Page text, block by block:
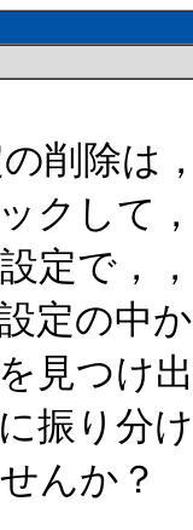
削除は
クして
定で，
定の中
見つけ
振り分
んか？